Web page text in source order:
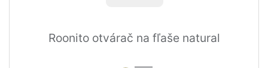
Roonito otvárač na fľaše natural